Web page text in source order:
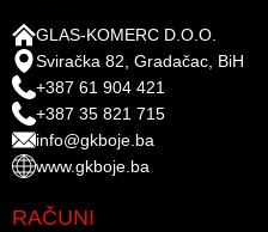
GLAS-KOMERC D.O.O.
Sviračka 82, Gradačac, BiH
+387 61 904 421
+387 35 821 715
info@gkboje.ba
www.gkboje.ba
RAČUNI